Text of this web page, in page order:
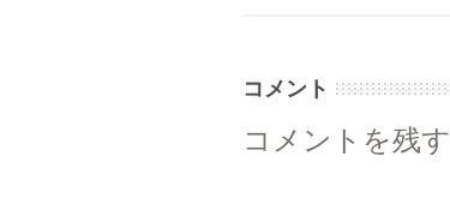
コメント
コメントを残す